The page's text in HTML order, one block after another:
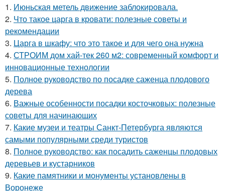
1. Июньская метель движение заблокировала.
2. Что такое царга в кровати: полезные советы и
рекомендации
3. Царга в шкафу: что это такое и для чего она нужна
4. СТРОИМ дом хай-тек 260 м2: современный комфорт и
инновационные технологии
5. Полное руководство по посадке саженца плодового
дерева
6. Важные особенности посадки косточковых: полезные
советы для начинающих
7. Какие музеи и театры Санкт-Петербурга являются
самыми популярными среди туристов
8. Полное руководство: как посадить саженцы плодовых
деревьев и кустарников
9. Какие памятники и монументы установлены в
Воронеже